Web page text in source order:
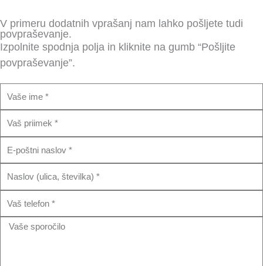
V primeru dodatnih vprašanj nam lahko pošljete tudi
povpraševanje.
Izpolnite spodnja polja in kliknite na gumb “Pošljite
povpraševanje”.
i
i
l